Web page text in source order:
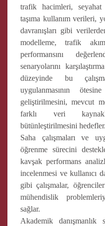
trafik hacimleri,
taşıma kullanım verileri,
davranışları gibi
modelleme, trafik
performansını
senaryolarını
düzeyinde bu
uygulanmasının
geliştirilmesini, mevcut
farklı veri
bütünleştirilmesini hedefler.
Saha çalışmaları ve
öğrenme sürecini
kavşak performans
incelenmesi ve kullanıcı
gibi çalışmalar,
mühendislik
sağlar.
Akademik